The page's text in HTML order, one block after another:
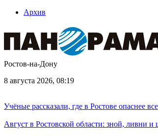
Архив
Ростов-на-Дону
8 августа 2026, 08:19
Учёные рассказали, где в Ростове опаснее
Август в Ростовской области: зной, ливни и